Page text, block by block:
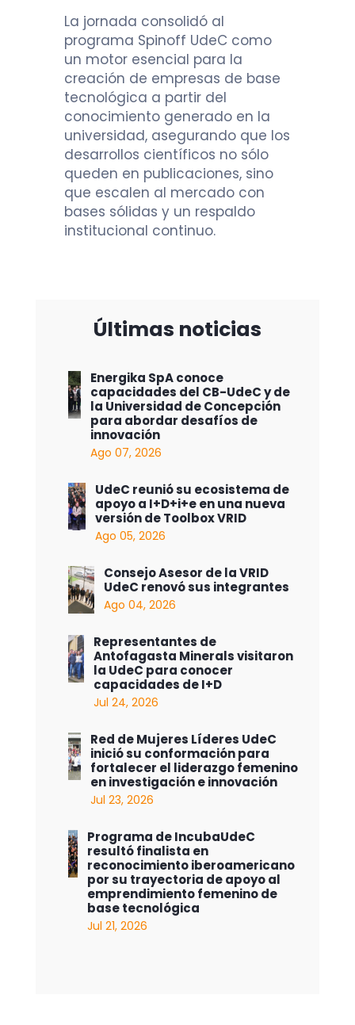
La jornada consolidó al
programa Spinoff UdeC como
un motor esencial para la
creación de empresas de base
tecnológica a partir del
conocimiento generado en la
universidad, asegurando que los
desarrollos científicos no sólo
queden en publicaciones, sino
que escalen al mercado con
bases sólidas y un respaldo
institucional continuo.
Últimas noticias
Energika SpA conoce
capacidades del CB-UdeC y de
la Universidad de Concepción
para abordar desafíos de
innovación
Ago 07, 2026
UdeC reunió su ecosistema de
apoyo a I+D+i+e en una nueva
versión de Toolbox VRID
Ago 05, 2026
Consejo Asesor de la VRID
UdeC renovó sus integrantes
Ago 04, 2026
Representantes de
Antofagasta Minerals visitaron
la UdeC para conocer
capacidades de I+D
Jul 24, 2026
Red de Mujeres Líderes UdeC
inició su conformación para
fortalecer el liderazgo femenino
en investigación e innovación
Jul 23, 2026
Programa de IncubaUdeC
resultó finalista en
reconocimiento iberoamericano
por su trayectoria de apoyo al
emprendimiento femenino de
base tecnológica
Jul 21, 2026